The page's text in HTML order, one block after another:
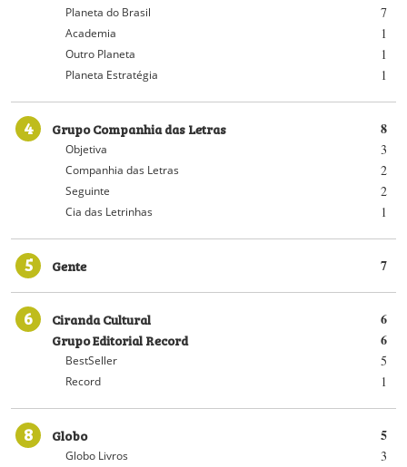
7
Planeta do Brasil
1
Academia
1
Outro Planeta
1
Planeta Estratégia
4 8
Grupo Companhia das Letras
3
Objetiva
2
Companhia das Letras
2
Seguinte
1
Cia das Letrinhas
5 7
Gente
6 6
Ciranda Cultural
6
Grupo Editorial Record
5
BestSeller
1
Record
8 5
Globo
3
Globo Livros